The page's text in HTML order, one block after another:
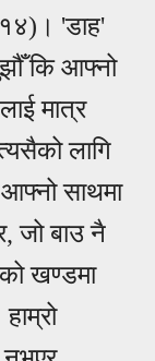
'डाह'
कि आफ्नो
मात्र
लागि
साथमा
जो बाउ नै
खण्डमा